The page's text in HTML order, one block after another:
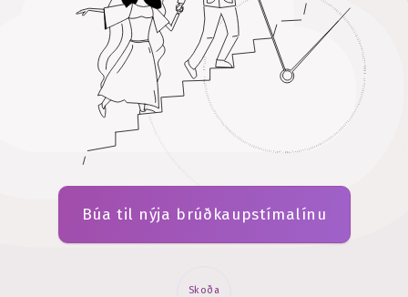
Búa til nýja brúðkaupstímalínu
Skoða